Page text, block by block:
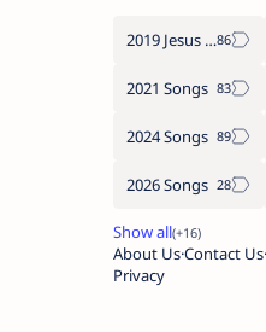
2019 Jesus songs
2021 Songs
2024 Songs
2026 Songs
About UsContact Us
Privacy